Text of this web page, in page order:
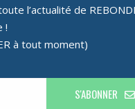
en plus connecté,
captivant des
empreinte de fierté
l’actualité de
!
à tout moment)
S'ABONNER